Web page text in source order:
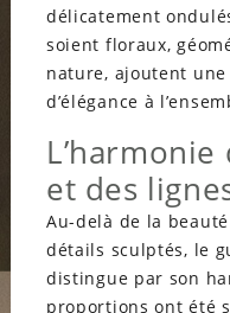
délicatement
soient floraux,
nature, ajoutent
d’élégance à
et des
Au-delà de la
détails sculptés, le
distingue par son
proportions ont été